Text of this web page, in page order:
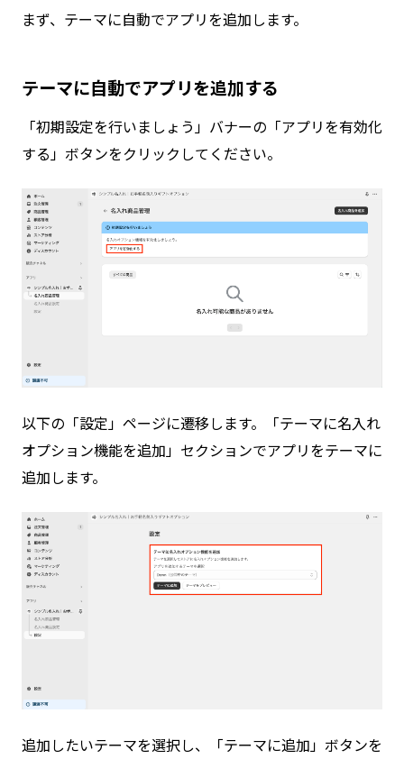
まず、テーマに自動でアプリを追加します。
テーマに自動でアプリを追加する
「初期設定を行いましょう」バナーの「アプリを有効化
する」ボタンをクリックしてください。
以下の「設定」ページに遷移します。「テーマに名入れ
オプション機能を追加」セクションでアプリをテーマに
追加します。
追加したいテーマを選択し、「テーマに追加」ボタンを